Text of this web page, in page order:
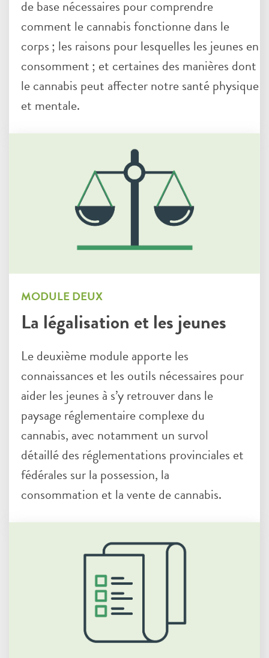
de base nécessaires pour comprendre
comment le cannabis fonctionne dans le
corps ; les raisons pour lesquelles les jeunes en
consomment ; et certaines des manières dont
le cannabis peut affecter notre santé physique
et mentale.
MODULE DEUX
La légalisation et les jeunes
Le deuxième module apporte les
connaissances et les outils nécessaires pour
aider les jeunes à s’y retrouver dans le
paysage réglementaire complexe du
cannabis, avec notamment un survol
détaillé des réglementations provinciales et
fédérales sur la possession, la
consommation et la vente de cannabis.